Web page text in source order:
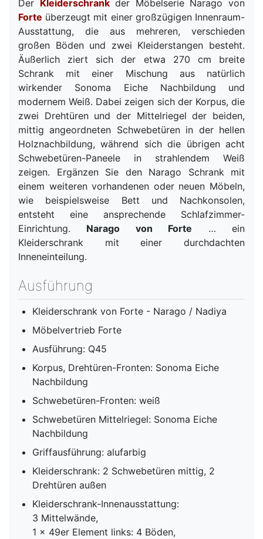
Der Kleiderschrankder Möbelserie Narago von
Forte überzeugt mit einer großzügigen Innenraum-
Ausstattung, die aus mehreren, verschieden
großen Böden und zwei Kleiderstangen besteht.
Äußerlich ziert sich der etwa 270 cm breite
Schrank mit einer Mischung aus natürlich
wirkender Sonoma Eiche Nachbildung und
modernem Weiß. Dabei zeigen sich der Korpus, die
zwei Drehtüren und der Mittelriegel der beiden,
mittig angeordneten Schwebetüren in der hellen
Holznachbildung, während sich die übrigen acht
Schwebetüren-Paneele in strahlendem Weiß
zeigen. Ergänzen Sie den Narago Schrank mit
einem weiteren vorhandenen oder neuen Möbeln,
wie beispielsweise Bett und Nachkonsolen,
entsteht eine ansprechende Schlafzimmer-
Einrichtung. Narago von Forte … ein
Kleiderschrank mit einer durchdachten
Inneneinteilung.
Ausführung
Kleiderschrank von Forte - Narago / Nadiya
Möbelvertrieb Forte
Ausführung: Q45
Korpus, Drehtüren-Fronten: Sonoma Eiche
Nachbildung
Schwebetüren-Fronten: weiß
Schwebetüren Mittelriegel: Sonoma Eiche
Nachbildung
Griffausführung: alufarbig
Kleiderschrank: 2 Schwebetüren mittig, 2
Drehtüren außen
Kleiderschrank-Innenausstattung:
3 Mittelwände,
1 x 49er Element links: 4 Böden,